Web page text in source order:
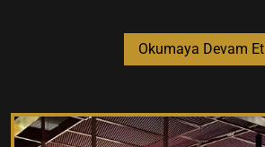
Okumaya Devam Et